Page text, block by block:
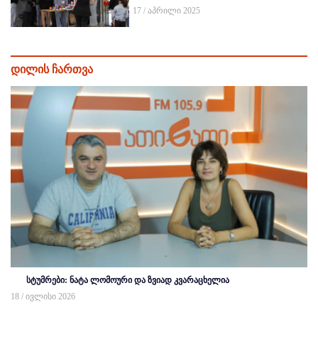
17 / აპრილი 2025
დილის ჩართვა
სტუმრები: ნატა ლომოური და ზვიად კვარაცხელია
18 / ივლისი 2026